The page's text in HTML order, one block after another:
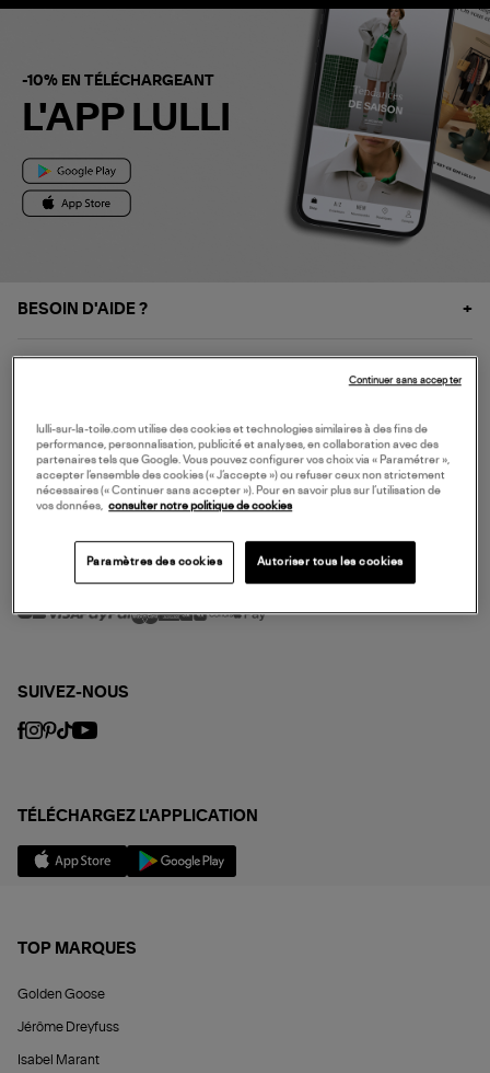
-10% EN TÉLÉCHARGEANT
L'APP LULLI
BESOIN D'AIDE ?
NOS SERVICES
SERVICE CLIENT
MODE DE PAIEMENT
SUIVEZ-NOUS
TÉLÉCHARGEZ L'APPLICATION
TOP MARQUES
Golden Goose
Jérôme Dreyfuss
Isabel Marant
lulli-sur-la-toile.com utilise des cookies et technologies similaires à des fins de
performance, personnalisation, publicité et analyses, en collaboration avec des
partenaires tels que Google. Vous pouvez configurer vos choix via « Paramétrer »,
accepter l’ensemble des cookies (« J’accepte ») ou refuser ceux non strictement
nécessaires (« Continuer sans accepter »). Pour en savoir plus sur l’utilisation de
vos données,
consulter notre politique de cookies
Paramètres des cookies Autoriser tous les cookies
Continuer sans accepter